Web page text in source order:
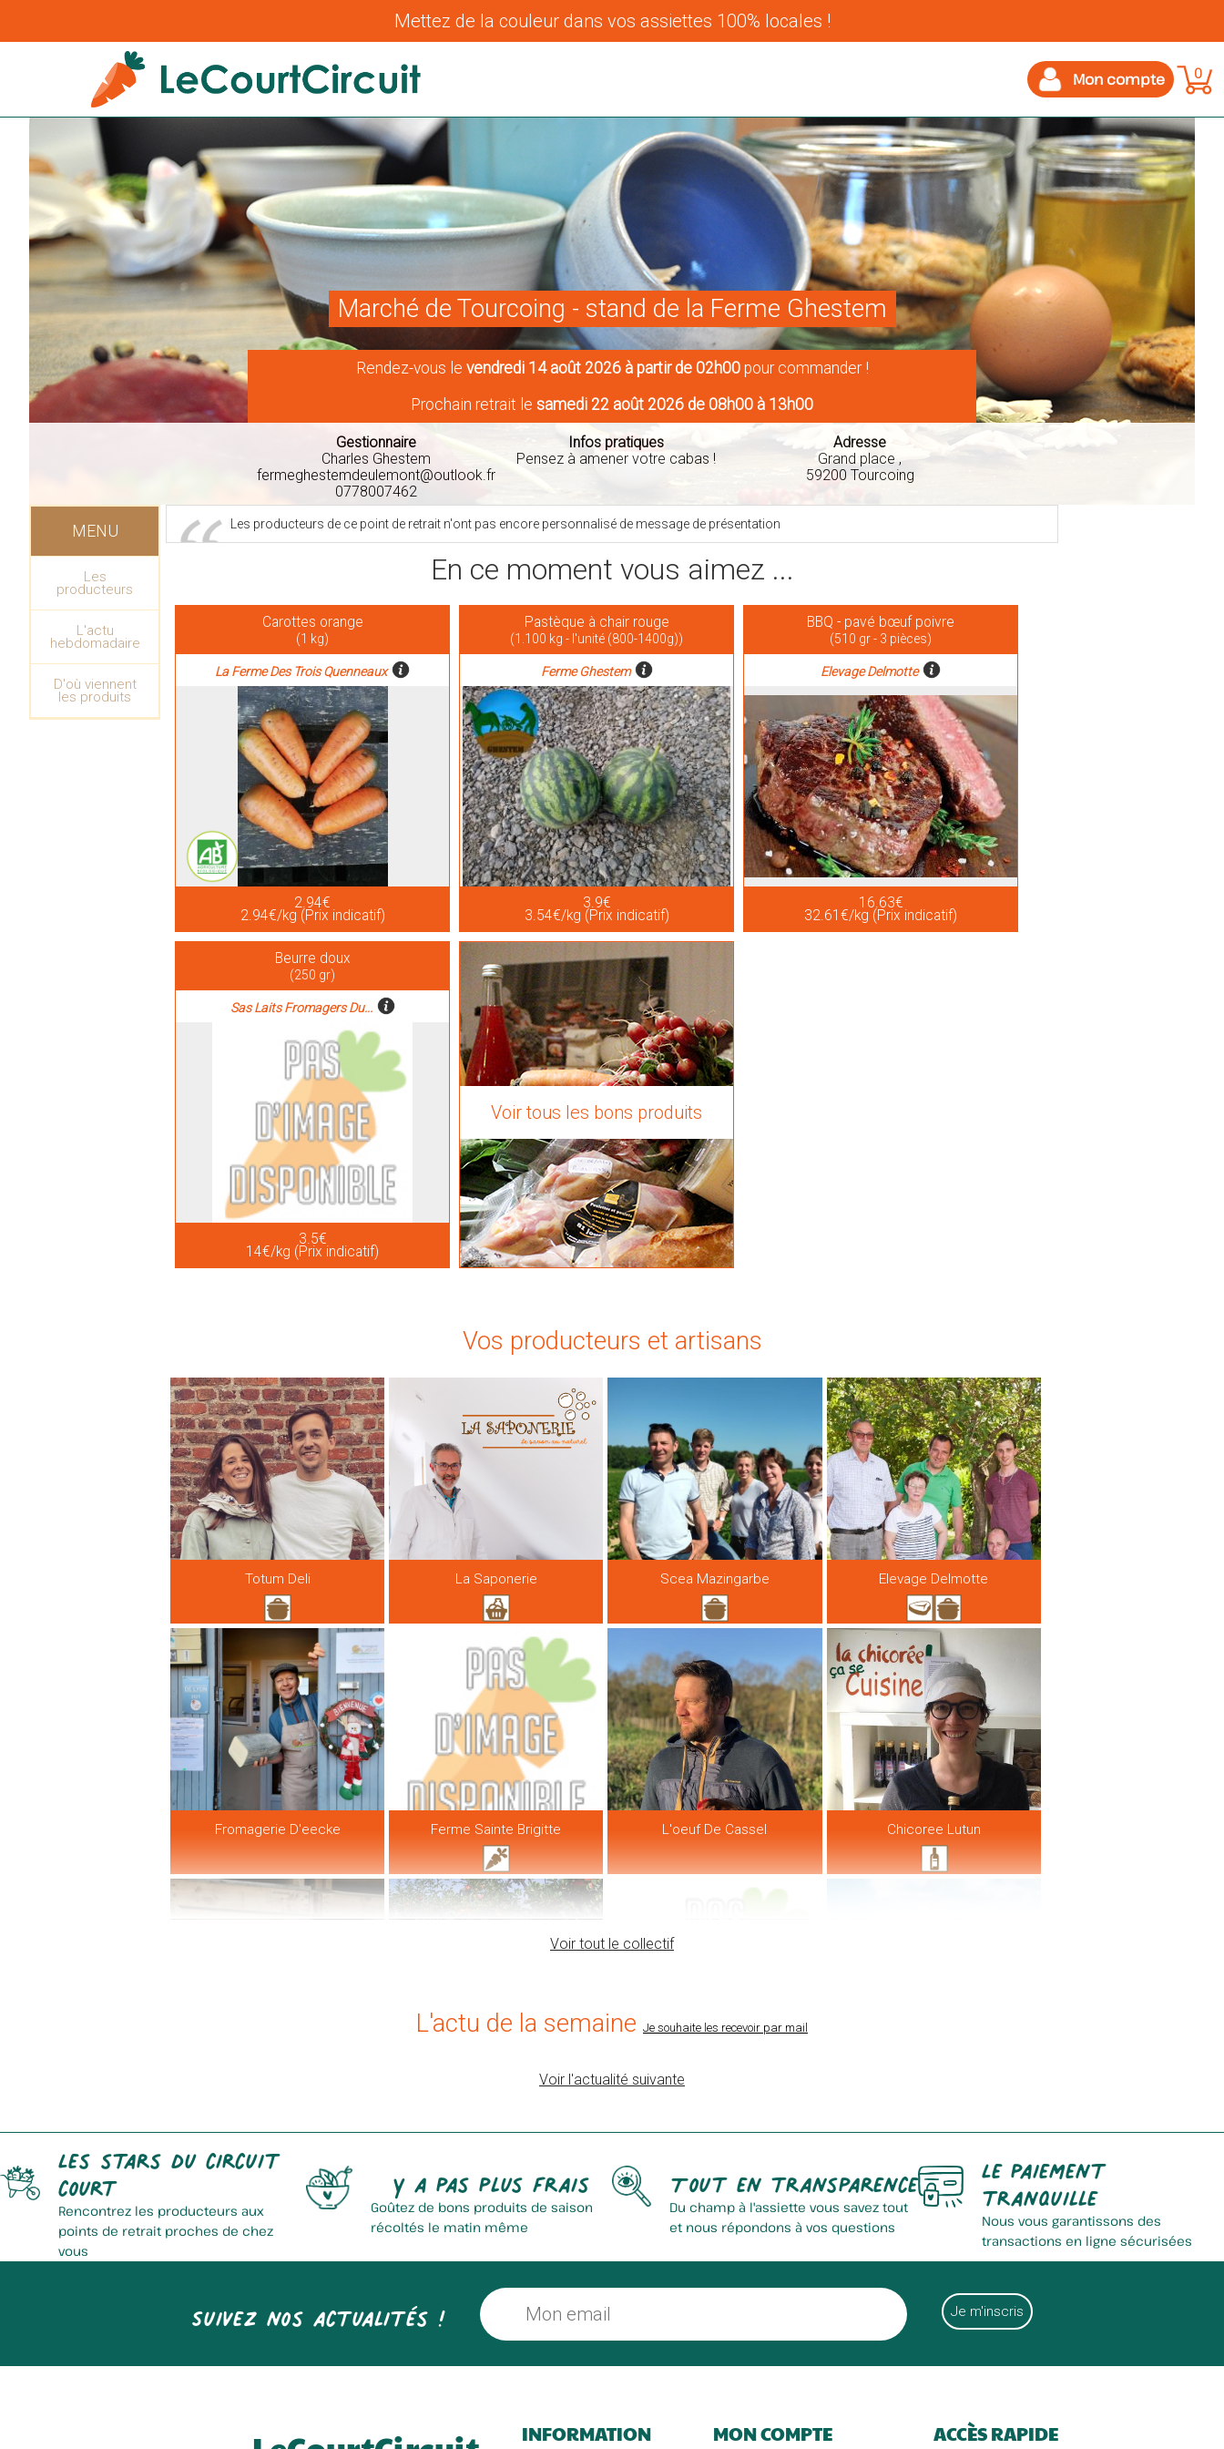
Mettez de la couleur dans vos assiettes 100% locales !
Mon compte 0
Marché de Tourcoing - stand de la Ferme Ghestem
Rendez-vous le vendredi 14 août 2026 à partir de 02h00pour commander !
Prochain retrait le samedi 22 août 2026 de 08h00 à 13h00
Gestionnaire
Charles Ghestem
fermeghestemdeulemont@outlook.fr
0778007462
Infos pratiques
Pensez à amener votre cabas !
Adresse
Grand place ,
59200 Tourcoing
MENU
Les
producteurs
L'actu
hebdomadaire
D'où viennent
les produits
Les producteurs de ce point de retrait n'ont pas encore personnalisé de message de présentation
En ce moment vous aimez ...
Carottes orange
(1 kg)
La Ferme Des Trois Quenneaux
2.94€
2.94€/kg (Prix indicatif)
Pastèque à chair rouge
(1.100 kg - l'unité (800-1400g))
Ferme Ghestem
3.9€
3.54€/kg (Prix indicatif)
BBQ - pavé bœuf poivre
(510 gr - 3 pièces)
Elevage Delmotte
16.63€
32.61€/kg (Prix indicatif)
Beurre doux
(250 gr)
Sas Laits Fromagers Du...
3.5€
14€/kg (Prix indicatif)
Voir tous les bons produits
Vos producteurs et artisans
Totum Deli La Saponerie Scea Mazingarbe Elevage Delmotte
Fromagerie D'eecke Ferme Sainte Brigitte L'oeuf De Cassel Chicoree Lutun
Verger Terroir Du Nord Les Crapauds Fous
La Ferme Du Streckelst Abelleyt Isabelle La Ferme Des Mions
Voir tout le collectif
L'actu de la semaine Je souhaite les recevoir par mail
Voir l'actualité suivante
Les stars du circuit
court
Rencontrez les producteurs aux
points de retrait proches de chez
vous
Y a pas plus frais
Goûtez de bons produits de saison
récoltés le matin même
Tout en transparence
Du champ à l'assiette vous savez tout
et nous répondons à vos questions
Le paiement
tranquille
Nous vous garantissons des
transactions en ligne sécurisées
Suivez nos actualités !
INFORMATION MON COMPTE ACCÈS RAPIDE